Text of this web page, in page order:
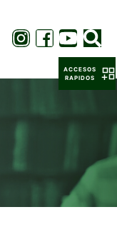
ACCESOS
RAPIDOS